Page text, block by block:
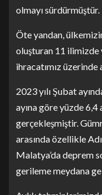
olmayı sürdürmüştür.
Öte yandan,
oluşturan 11 ilimizde
ihracatımız üzerinde
2023 yılı Şubat
ayına göre yüzde
gerçekleşmiştir.
arasında özellikle
Malatya’da deprem
gerileme meydana